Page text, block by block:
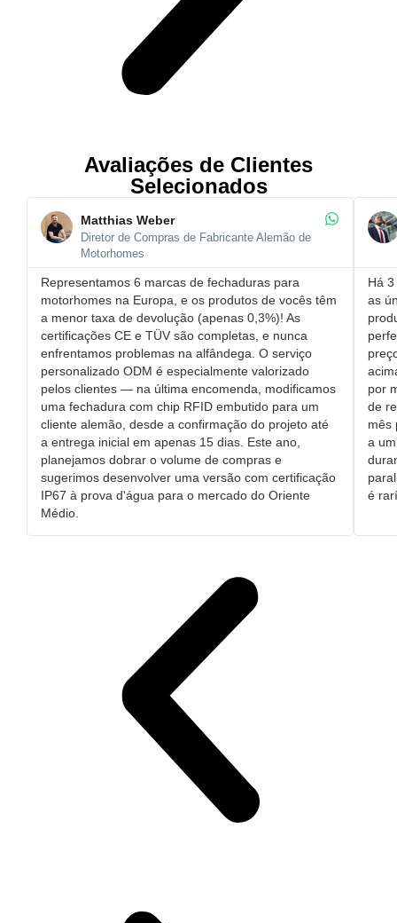
Avaliações de Clientes
Selecionados
Matthias Weber
Diretor de Compras de Fabricante Alemão de
Motorhomes
Representamos 6 marcas de fechaduras para
motorhomes na Europa, e os produtos de vocês têm
a ​menor taxa de devolução (apenas 0,3%)! As
certificações CE e TÜV são completas, e nunca
enfrentamos problemas na alfândega. O ​serviço
personalizado ODM é especialmente valorizado
pelos clientes — na última encomenda, modificamos
uma ​fechadura com chip RFID embutido para um
cliente alemão, desde a confirmação do projeto até
a entrega inicial em apenas 15 dias. Este ano,
planejamos dobrar o volume de compras e
sugerimos desenvolver uma versão com ​certificação
IP67 à prova d'água para o mercado do Oriente
Médio.
Há
as
por
de
mês
a
é